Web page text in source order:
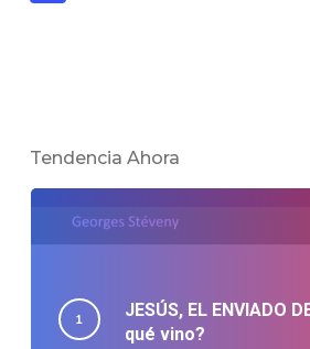
Tendencia Ahora
JESÚS, EL ENVIADO
qué vino?